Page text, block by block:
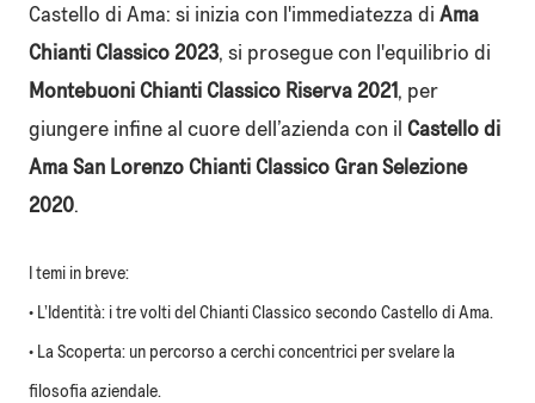
Castello di Ama: si inizia con l'immediatezza di Ama
Chianti Classico 2023, si prosegue con l'equilibrio di
Montebuoni Chianti Classico Riserva 2021, per
giungere infine al cuore dell’azienda con il Castello di
Ama San Lorenzo Chianti Classico Gran Selezione
2020.
I temi in breve:
• L’Identità: i tre volti del Chianti Classico secondo Castello di Ama.
• La Scoperta: un percorso a cerchi concentrici per svelare la
filosofia aziendale.